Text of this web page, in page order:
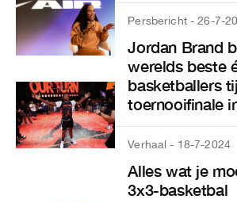
Persbericht - 26-7-
Jordan Brand
werelds beste
basketballers
toernooifinale
Verhaal - 18-7-2024
Alles wat je
3x3-basketbal